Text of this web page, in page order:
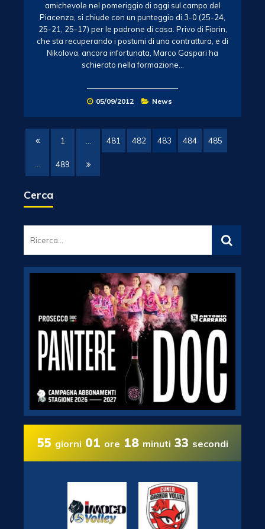
amichevole nel pomeriggio di oggi sul campo del
Piacenza, si chiude con un punteggio di 3-0 (25-24,
25-21, 25-17) per le padrone di casa. Privo di Fiorin,
che sta recuperando i postumi di una contrattura, e di
Nikolova, ancora infortunata, Marco Gaspari ha
schierato nella formazione…
05/09/2012 News
1 481 482 483 484 485
489
Cerca
55 giorni 01 ore 18 minuti 32 secondi